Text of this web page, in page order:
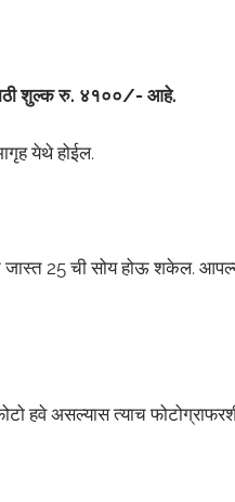
शुल्क रु. ४१००/- आहे.
येथे होईल.
जास्त 25 ची सोय होऊ शकेल.
हवे असल्यास त्याच